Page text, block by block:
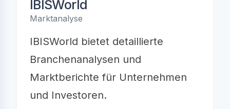
IBISWorld
Marktanalyse
IBISWorld bietet detaillierte
Branchenanalysen und
Marktberichte für Unternehmen
und Investoren.